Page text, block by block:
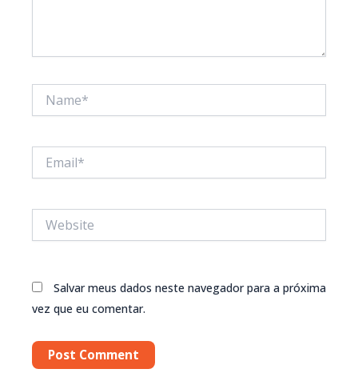
Salvar meus dados neste navegador para a próxima
vez que eu comentar.